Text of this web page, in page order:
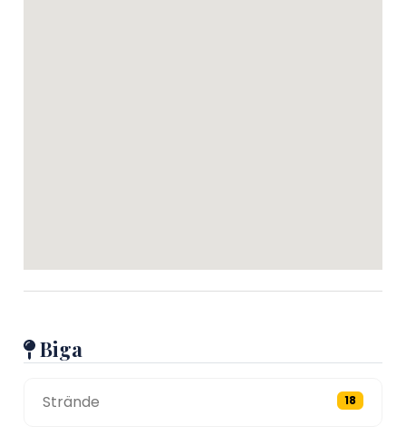
Biga
Strände 18